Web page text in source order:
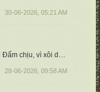
30-06-2026, 05:21 AM
Đấm chịu, vì xôi dẫu tử đòn
28-06-2026, 09:58 AM